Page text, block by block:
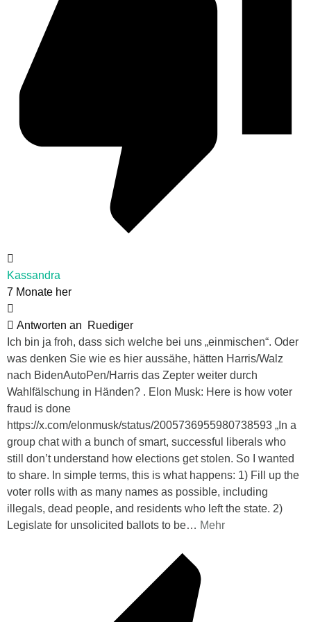
Kassandra
7 Monate her
Antworten an
Ruediger
Ich bin ja froh, dass sich welche bei uns „einmischen“. Oder
was denken Sie wie es hier aussähe, hätten Harris/Walz
nach BidenAutoPen/Harris das Zepter weiter durch
Wahlfälschung in Händen? . Elon Musk: Here is how voter
fraud is done
https://x.com/elonmusk/status/2005736955980738593 „In a
group chat with a bunch of smart, successful liberals who
still don’t understand how elections get stolen. So I wanted
to share. In simple terms, this is what happens: 1) Fill up the
voter rolls with as many names as possible, including
illegals, dead people, and residents who left the state. 2)
Legislate for unsolicited ballots to be… Mehr